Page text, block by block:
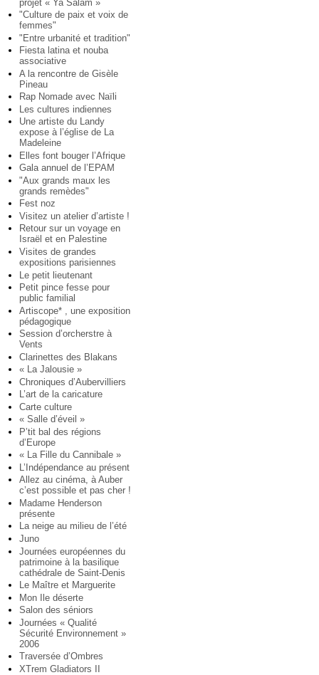
projet « Ya Salam »
"Culture de paix et voix de
femmes"
"Entre urbanité et tradition"
Fiesta latina et nouba
associative
A la rencontre de Gisèle
Pineau
Rap Nomade avec Naïli
Les cultures indiennes
Une artiste du Landy
expose à l’église de La
Madeleine
Elles font bouger l’Afrique
Gala annuel de l’EPAM
"Aux grands maux les
grands remèdes"
Fest noz
Visitez un atelier d’artiste !
Retour sur un voyage en
Israël et en Palestine
Visites de grandes
expositions parisiennes
Le petit lieutenant
Petit pince fesse pour
public familial
Artiscope* , une exposition
pédagogique
Session d’orcherstre à
Vents
Clarinettes des Blakans
« La Jalousie »
Chroniques d’Aubervilliers
L’art de la caricature
Carte culture
« Salle d’éveil »
P’tit bal des régions
d’Europe
« La Fille du Cannibale »
L’Indépendance au présent
Allez au cinéma, à Auber
c’est possible et pas cher !
Madame Henderson
présente
La neige au milieu de l’été
Juno
Journées européennes du
patrimoine à la basilique
cathédrale de Saint-Denis
Le Maître et Marguerite
Mon Ile déserte
Salon des séniors
Journées « Qualité
Sécurité Environnement »
2006
Traversée d’Ombres
XTrem Gladiators II